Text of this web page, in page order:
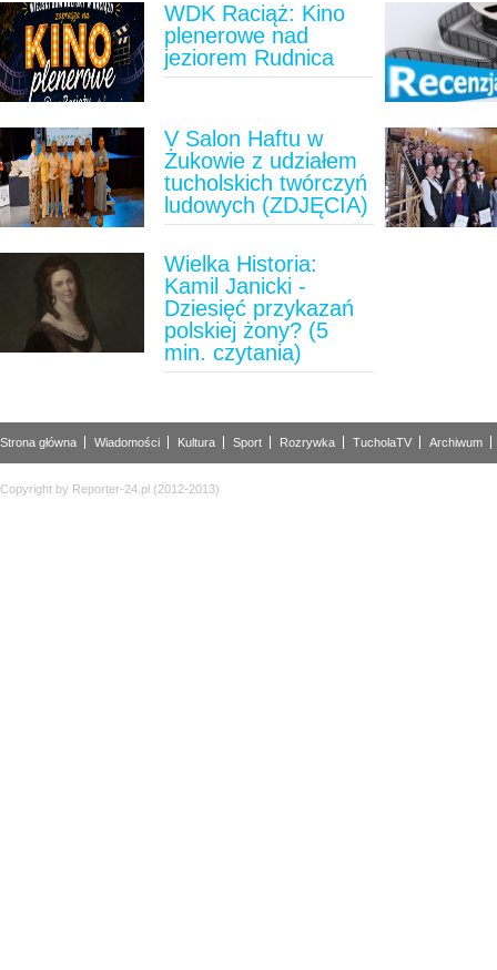
WDK Raciąż: Kino
plenerowe nad
jeziorem Rudnica
V Salon Haftu w
Żukowie z udziałem
tucholskich twórczyń
ludowych (ZDJĘCIA)
Wielka Historia:
Kamil Janicki -
Dziesięć przykazań
polskiej żony? (5
min. czytania)
Strona główna Wiadomości Kultura Sport Rozrywka TucholaTV Archiwum
Copyright by Reporter-24.pl (2012-2013)